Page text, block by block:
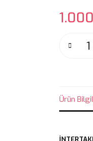
Ürün